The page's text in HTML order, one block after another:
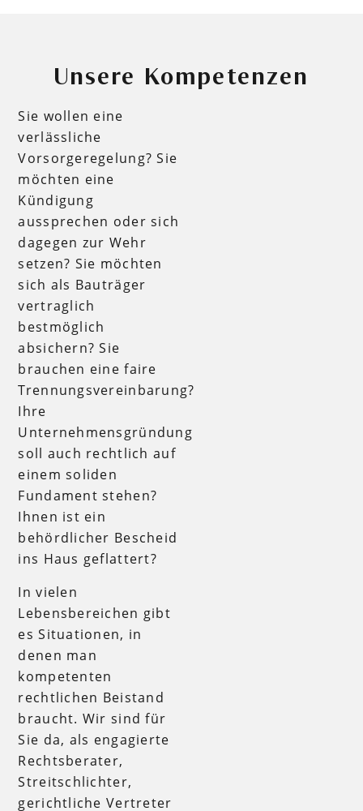
Unsere Kompetenzen
Sie wollen eine
verlässliche
Vorsorgeregelung? Sie
möchten eine
Kündigung
aussprechen oder sich
dagegen zur Wehr
setzen? Sie möchten
sich als Bauträger
vertraglich
bestmöglich
absichern? Sie
brauchen eine faire
Trennungsvereinbarung?
Ihre
Unternehmensgründung
soll auch rechtlich auf
einem soliden
Fundament stehen?
Ihnen ist ein
behördlicher Bescheid
ins Haus geflattert?
In vielen
Lebensbereichen gibt
es Situationen, in
denen man
kompetenten
rechtlichen Beistand
braucht. Wir sind für
Sie da, als engagierte
Rechtsberater,
Streitschlichter,
gerichtliche Vertreter